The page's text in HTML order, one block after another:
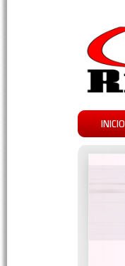
INICIO